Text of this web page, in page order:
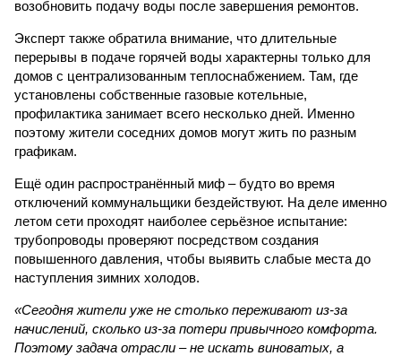
возобновить подачу воды после завершения ремонтов.
Эксперт также обратила внимание, что длительные
перерывы в подаче горячей воды характерны только для
домов с централизованным теплоснабжением. Там, где
установлены собственные газовые котельные,
профилактика занимает всего несколько дней. Именно
поэтому жители соседних домов могут жить по разным
графикам.
Ещё один распространённый миф – будто во время
отключений коммунальщики бездействуют. На деле именно
летом сети проходят наиболее серьёзное испытание:
трубопроводы проверяют посредством создания
повышенного давления, чтобы выявить слабые места до
наступления зимних холодов.
«Сегодня жители уже не столько переживают из-за
начислений, сколько из-за потери привычного комфорта.
Поэтому задача отрасли – не искать виноватых, а